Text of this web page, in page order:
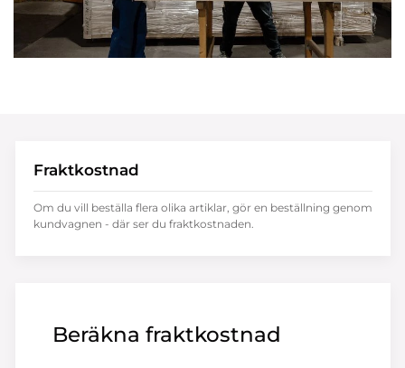
Beräkna fraktkostnad
Fraktkostnad
Om du vill beställa flera olika artiklar, gör en beställning genom
kundvagnen - där ser du fraktkostnaden.